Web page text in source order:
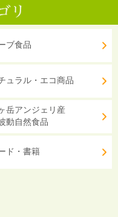
ブ食品
ュラル・エコ商品
岳アンジェリ産
動自然食品
ド・書籍